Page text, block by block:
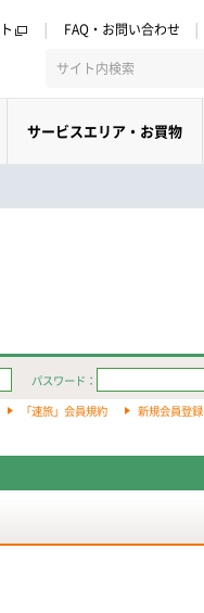
FAQ・お問い合わせ
サービスエリア・お買物
パスワード：
「速旅」会員規約 新規会員登録